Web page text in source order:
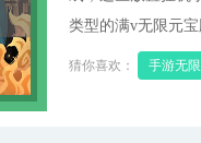
类型的满v无限元
网！
猜你喜欢： 手游无